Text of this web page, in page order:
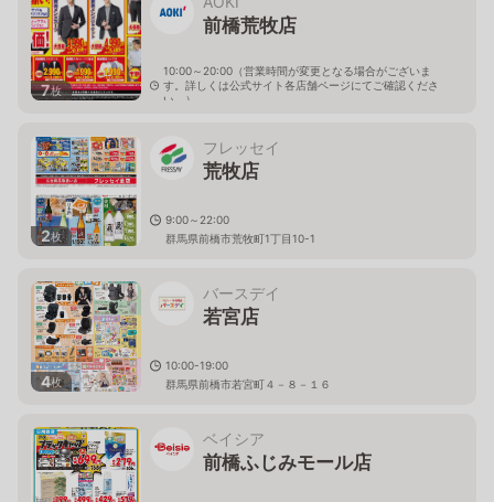
7枚
前橋荒牧店
10:00～20:00（営業時間が変更となる場合がございま
す。詳しくは公式サイト各店舗ページにてご確認くださ
い。）
2枚
フレッセイ
荒牧店
9:00～22:00
群馬県前橋市荒牧町1丁目10-1
4枚
バースデイ
若宮店
10:00-19:00
群馬県前橋市若宮町４－８－１６
ベイシア
前橋ふじみモール店